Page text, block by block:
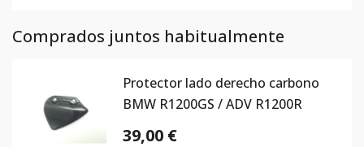
Comprados juntos habitualmente
Protector lado derecho carbono
BMW R1200GS / ADV R1200R
39,00 €